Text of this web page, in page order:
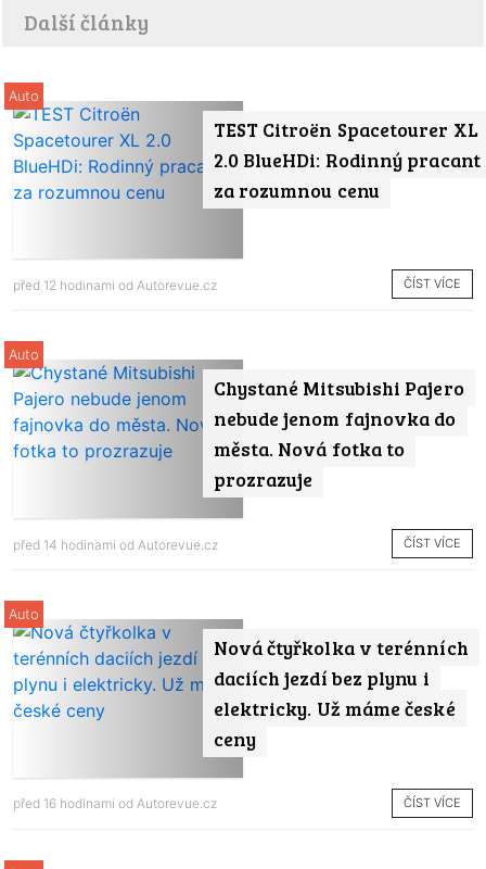
Další články
TEST Citroën Spacetourer XL
2.0 BlueHDi: Rodinný pracant
za rozumnou cenu
Auto
před 12 hodinami od Autorevue.cz ČÍST VÍCE
Chystané Mitsubishi Pajero
nebude jenom fajnovka do
města. Nová fotka to
prozrazuje
Auto
před 14 hodinami od Autorevue.cz ČÍST VÍCE
Nová čtyřkolka v terénních
daciích jezdí bez plynu i
elektricky. Už máme české
ceny
Auto
před 16 hodinami od Autorevue.cz ČÍST VÍCE